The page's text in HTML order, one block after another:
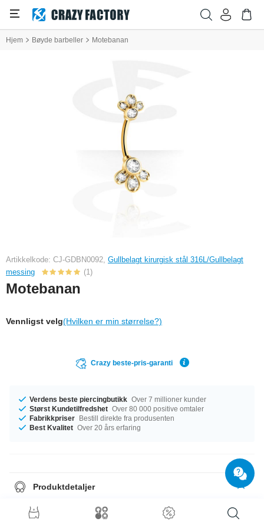
Hjem Bøyde barbeller Motebanan
Artikkelkode: CJ-GDBN0092, Gullbelagt kirurgisk stål 316L/Gullbelagt
messing
(1)
Motebanan
Vennligst velg(Hvilken er min størrelse?)
Crazy beste-pris-garanti
Verdens beste piercingbutikk Over 7 millioner kunder
Størst Kundetilfredshet Over 80 000 positive omtaler
Fabrikkpriser Bestill direkte fra produsenten
Best Kvalitet Over 20 års erfaring
Produktdetaljer
1.6 mm. Tilgjengelig med en lengde på 10 mm. Steinfargen er Crystal. En
nydelig artikkel som vil gjøre underverker for enhver look!